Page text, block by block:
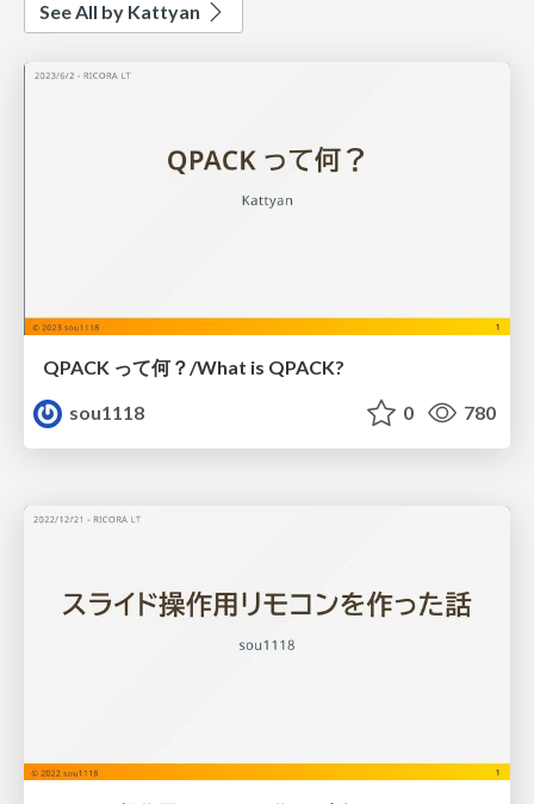
See All by Kattyan
QPACK って何？/What is QPACK?
sou1118
0 780